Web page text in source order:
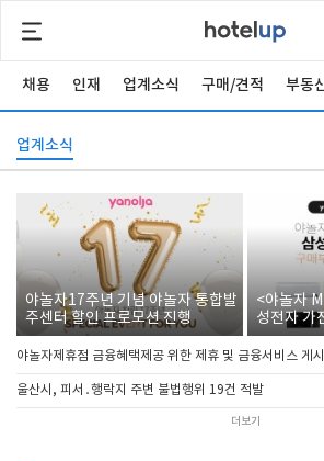
채용 인재 업계소식 구매/견적 부동
업계소식
야놀자17주년 기념 야놀자 통합발
주센터 할인 프로모션 진행
<야놀자
성전자 가
야놀자제휴점 금융혜택제공 위한 제휴 및 금융서비스 게시
울산시, 피서․행락지 주변 불법행위 19건 적발
더보기